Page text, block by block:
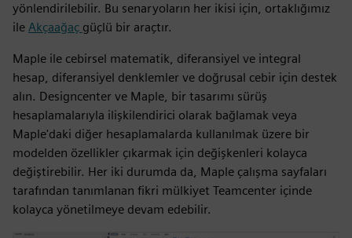
yönlendirilebilir. Bu senaryoların her ikisi için, ortaklığımız
ile Akçaağaç güçlü bir araçtır.
Maple ile cebirsel matematik, diferansiyel ve integral
hesap, diferansiyel denklemler ve doğrusal cebir için destek
alın. Designcenter ve Maple, bir tasarımı sürüş
hesaplamalarıyla ilişkilendirici olarak bağlamak veya
Maple'daki diğer hesaplamalarda kullanılmak üzere bir
modelden özellikler çıkarmak için değişkenleri kolayca
değiştirebilir. Her iki durumda da, Maple çalışma sayfaları
tarafından tanımlanan fikri mülkiyet Teamcenter içinde
kolayca yönetilmeye devam edebilir.